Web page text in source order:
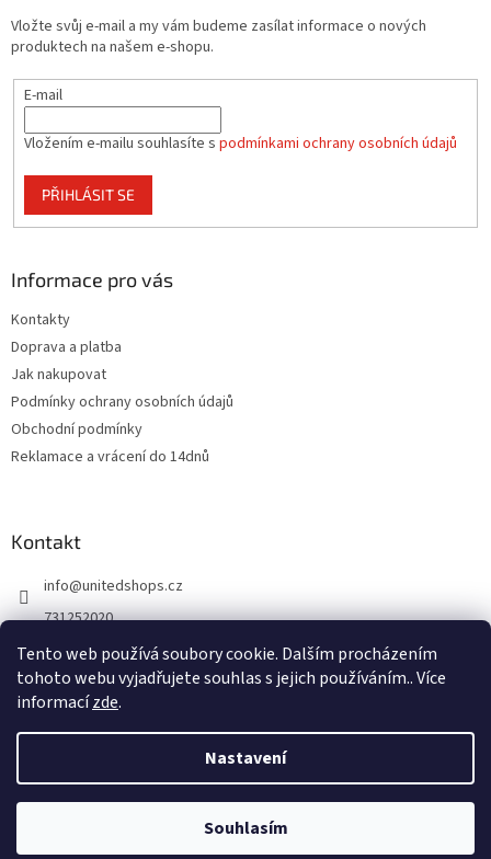
Tento web používá soubory cookie. Dalším procházením
tohoto webu vyjadřujete souhlas s jejich používáním.. Více
informacízde.
Nastavení
Souhlasím
Vložte svůj e-mail a my vám budeme zasílat informace o nových
produktech na našem e-shopu.
E-mail
Vložením e-mailu souhlasíte s podmínkami ochrany osobních údajů
PŘIHLÁSIT SE
Informace pro vás
Kontakty
Doprava a platba
Jak nakupovat
Podmínky ochrany osobních údajů
Obchodní podmínky
Reklamace a vrácení do 14dnů
Kontakt
info@unitedshops.cz
731252020
https://www.fb.com/UnitedShops
UnitedShops
Vytvořil Shoptet
United Shops. Všechna práva vyhrazena.